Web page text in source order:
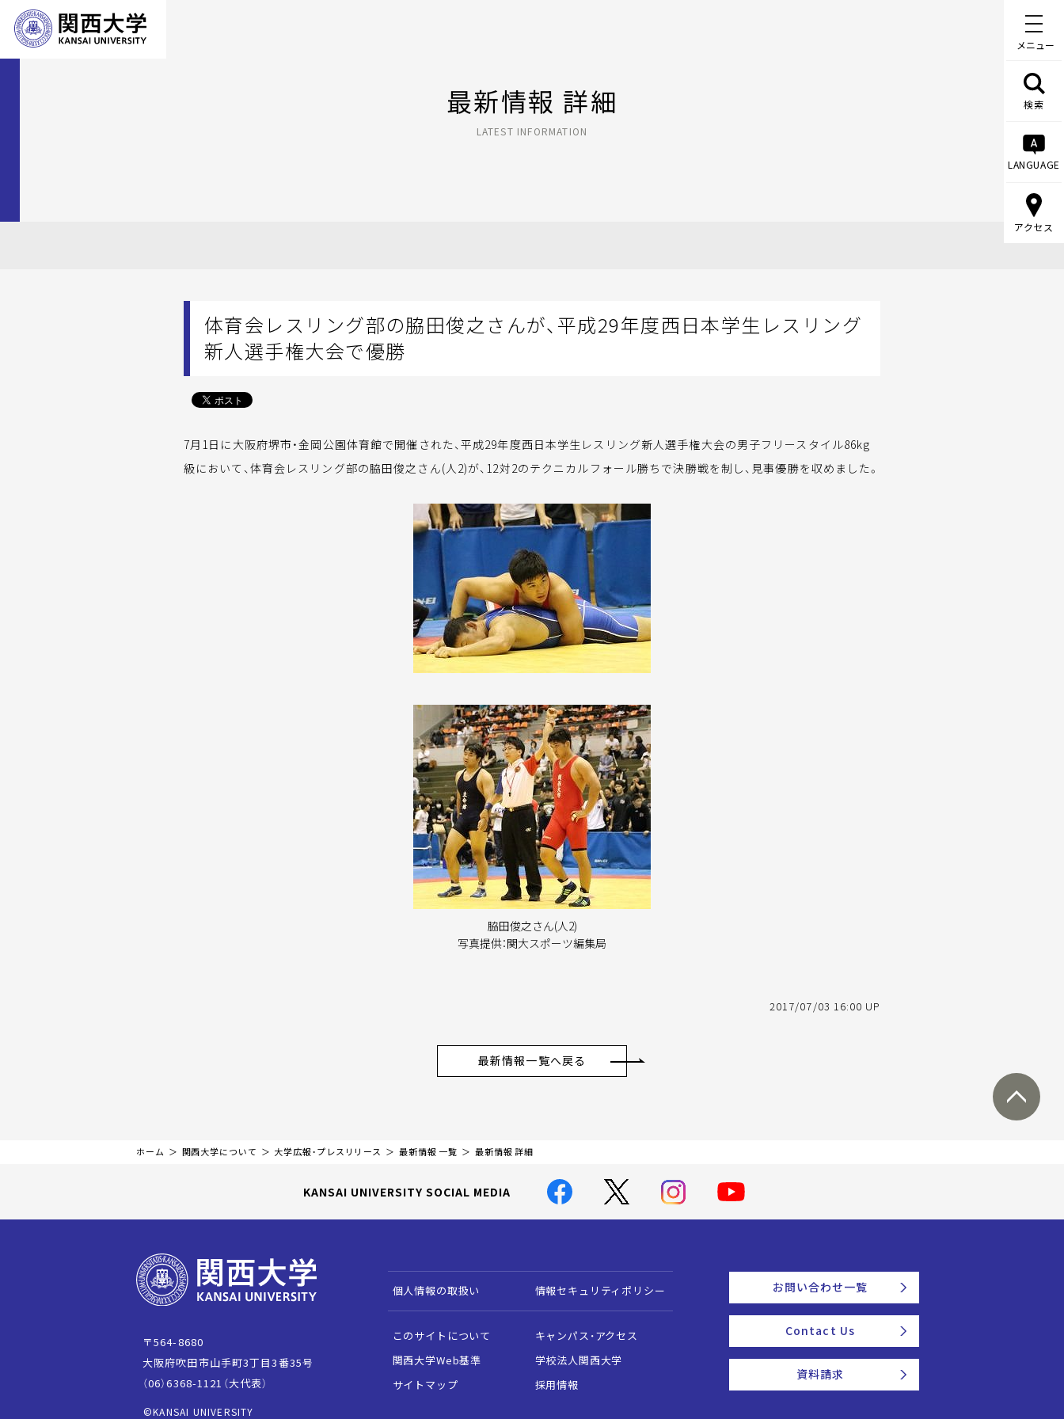
メニュー
検索
LANGUAGE
アクセス
最新情報 詳細
LATEST INFORMATION
体育会レスリング部の脇田俊之さんが、平成29年度西日本学生レスリング
新人選手権大会で優勝
7月1日に大阪府堺市・金岡公園体育館で開催された、平成29年度西日本学生レスリング新人選手権大会の男子フリースタイル86kg
級において、体育会レスリング部の脇田俊之さん(人2)が、12対2のテクニカルフォール勝ちで決勝戦を制し、見事優勝を収めました。
脇田俊之さん(人2)
写真提供：関大スポーツ編集局
2017/07/03 16:00 UP
最新情報一覧へ戻る
ホーム 関西大学について 大学広報・プレスリリース 最新情報 一覧 最新情報 詳細
KANSAI UNIVERSITY SOCIAL MEDIA
個人情報の取扱い 情報セキュリティポリシー
このサイトについて
キャンパス・アクセス
関西大学Web基準
学校法人関西大学
サイトマップ
採用情報
お問い合わせ一覧
Contact Us
資料請求
〒564-8680
大阪府吹田市山手町3丁目3番35号
（06）6368-1121（大代表）
©KANSAI UNIVERSITY